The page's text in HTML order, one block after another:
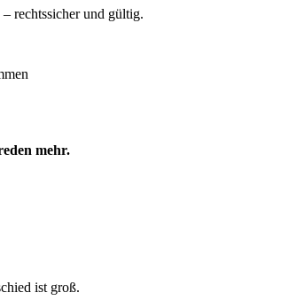
rechtssicher und gültig.
mehr.
ist groß.